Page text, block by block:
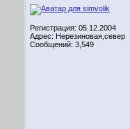
Регистрация: 05.12.2004
Адрес: Нерезиновая,север
Сообщений: 3,549